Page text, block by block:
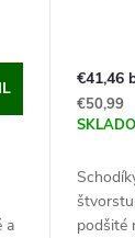
a
€41,46
€50,99
podšité